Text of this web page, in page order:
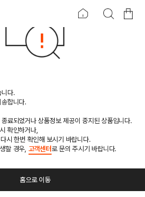
니다.
합니다.
료되었거나 상품정보 제공이 중지된 상품입니다.
확인하거나,
시 한번 확인해 보시기 바랍니다.
할 경우, 고객센터로 문의 주시기 바랍니다.
홈으로 이동